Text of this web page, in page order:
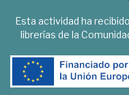
Esta actividad ha
librerías de la